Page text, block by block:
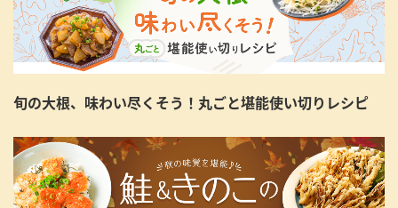
旬の大根、味わい尽くそう！丸ごと堪能使い切りレシピ